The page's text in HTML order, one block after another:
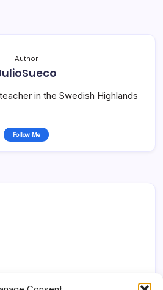
Author
in the Swedish Highlands
Follow Me